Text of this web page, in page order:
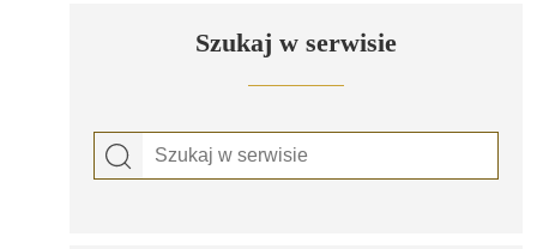
Szukaj w serwisie